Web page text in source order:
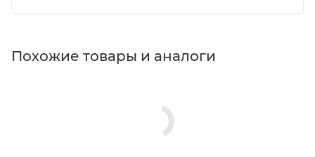
Похожие товары и аналоги